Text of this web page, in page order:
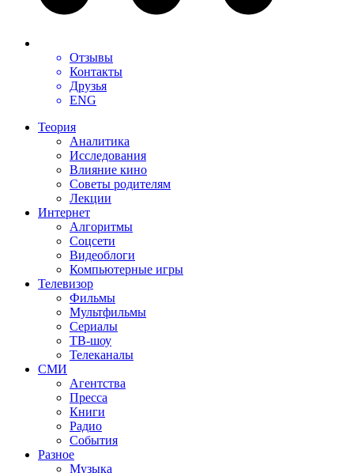
Отзывы
Контакты
Друзья
ENG
Теория
Аналитика
Исследования
Влияние кино
Советы родителям
Лекции
Интернет
Алгоритмы
Соцсети
Видеоблоги
Компьютерные игры
Телевизор
Фильмы
Мультфильмы
Сериалы
ТВ-шоу
Телеканалы
СМИ
Агентства
Пресса
Книги
Радио
События
Разное
Музыка